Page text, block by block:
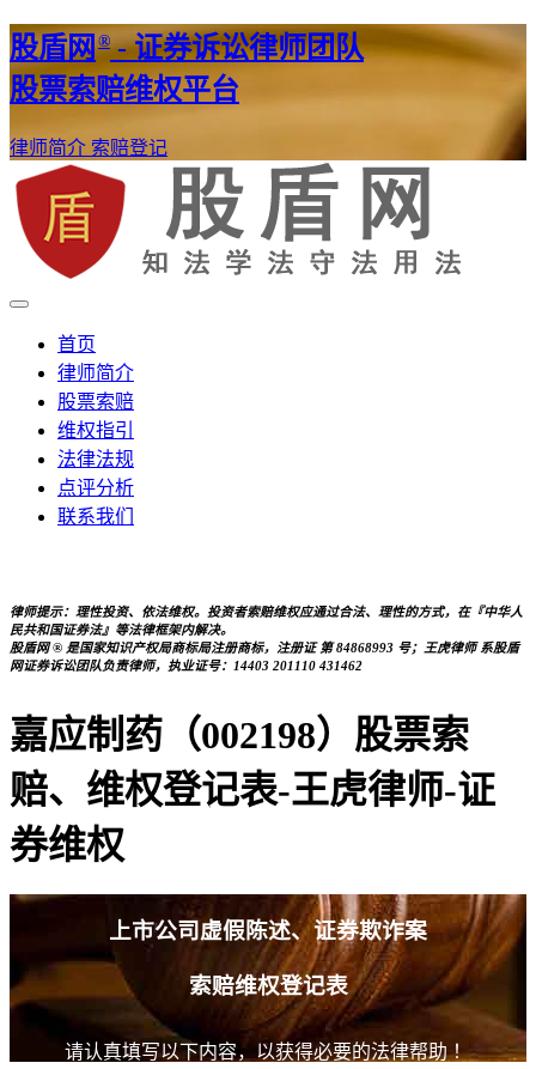
股盾网®- 证券诉讼律师团队
股票索赔维权平台
律师简介 索赔登记
股盾网
证券股票维权网
首页
律师简介
股票索赔
维权指引
法律法规
点评分析
联系我们
律师提示：理性投资、依法维权。投资者索赔维权应通过合法、理性的方式，在『中华人
民共和国证券法』等法律框架内解决。
股盾网 ® 是国家知识产权局商标局注册商标，注册证 第 84868993 号；王虎律师 系股盾
网证券诉讼团队负责律师，执业证号：14403 201110 431462
嘉应制药（002198）股票索
赔、维权登记表-王虎律师-证
券维权
上市公司虚假陈述、证券欺诈案
索赔维权登记表
请认真填写以下内容，以获得必要的法律帮助 ！